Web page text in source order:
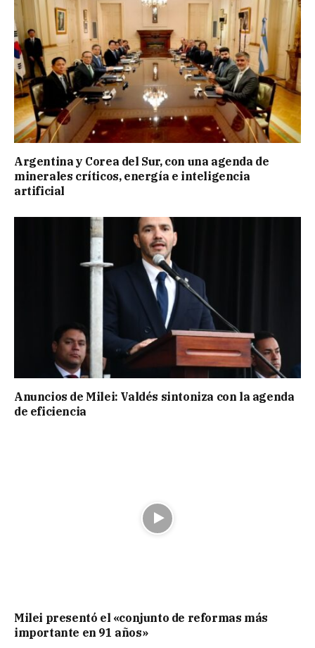
Argentina y Corea del Sur, con una agenda de
minerales críticos, energía e inteligencia
artificial
Anuncios de Milei: Valdés sintoniza con la agenda
de eficiencia
Milei presentó el «conjunto de reformas más
importante en 91 años»